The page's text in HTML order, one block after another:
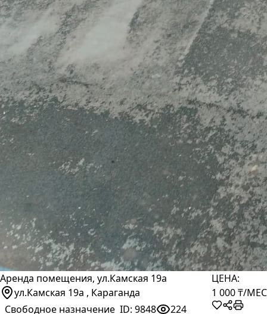
Аренда помещения, ул.Камская 19а
ул.Камская 19а , Караганда
Свободное назначение ID: 9848 224
ЦЕНА:
1 000 ₸/МЕС